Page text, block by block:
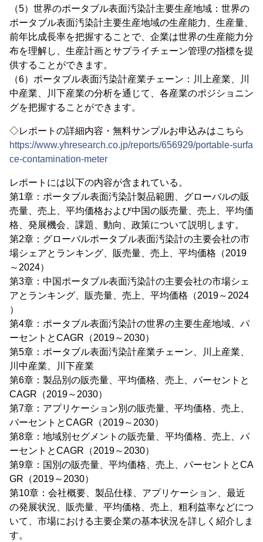
（5）世界のポータブル表面汚染計主要生産地域：世界の
ポータブル表面汚染計主要生産地域の生産能力、生産量、
前年比成長率を把握することで、企業は世界の生産能力分
布を理解し、生産計画とサプライチェーン管理の指標を提
供することができます。
（6）ポータブル表面汚染計産業チェーン：川上産業、川
中産業、川下産業の分析を通じて、各産業のポジショニン
グを把握することができます。
◇レポートの詳細内容・無料サンプルお申込みはこちら
https://www.yhresearch.co.jp/reports/656929/portable-surfa
ce-contamination-meter
レポートには以下の内容が含まれている。
第1章：ポータブル表面汚染計製品範囲、グローバルの販
売量、売上、平均価格および中国の販売量、売上、平均価
格、発展機会、課題、動向、政策について説明します。
第2章：グローバルポータブル表面汚染計の主要会社の市
場シェアとランキング、販売量、売上、平均価格（2019
～2024）
第3章：中国ポータブル表面汚染計の主要会社の市場シェ
アとランキング、販売量、売上、平均価格（2019～2024
）
第4章：ポータブル表面汚染計の世界の主要生産地域、パ
ーセントとCAGR（2019～2030）
第5章：ポータブル表面汚染計産業チェーン、川上産業、
川中産業、川下産業
第6章：製品別の販売量、平均価格、売上、パーセントと
CAGR（2019～2030）
第7章：アプリケーション別の販売量、平均価格、売上、
パーセントとCAGR（2019～2030）
第8章：地域別セグメントの販売量、平均価格、売上、パ
ーセントとCAGR（2019～2030）
第9章：国別の販売量、平均価格、売上、パーセントとCA
GR（2019～2030）
第10章：会社概要、製品仕様、アプリケーション、最近
の発展状況、販売量、平均価格、売上、粗利益率などにつ
いて、市場における主要企業の基本状況を詳しく紹介しま
す。